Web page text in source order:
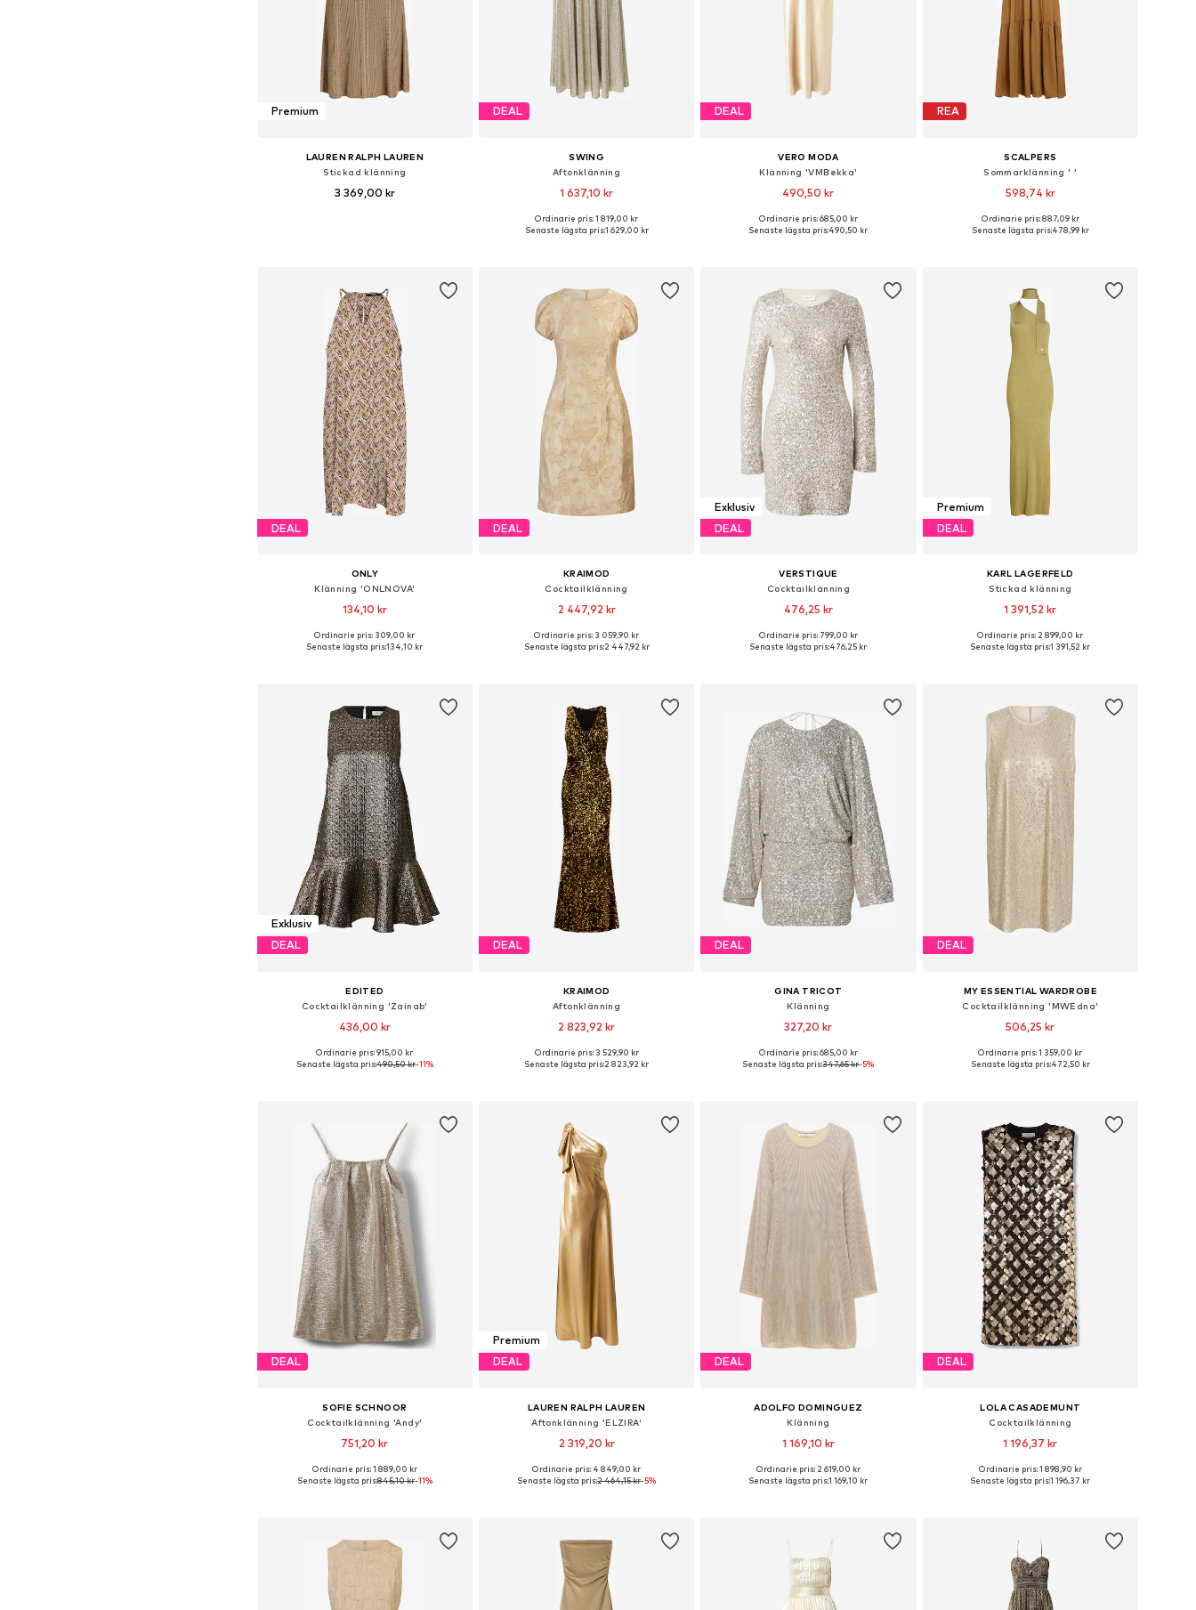
Premium
LAUREN RALPH LAUREN
Stickad klänning
3 369,00 kr
DEAL
SWING
Aftonklänning
1 637,10 kr
Ordinarie pris: 1 819,00 kr
Senaste lägsta pris:1 629,00 kr
DEAL
VERO MODA
Klänning 'VMBekka'
490,50 kr
Tillgängliga storlekar: 36, 38, 40, 42
Ordinarie pris: 685,00 kr
Senaste lägsta pris:490,50 kr
REA
SCALPERS
Sommarklänning ' '
598,74 kr
Tillgängliga storlekar: 34, 36, 38, 40, 42
Ordinarie pris: 887,09 kr
Senaste lägsta pris:478,99 kr
DEAL
ONLY
Klänning 'ONLNOVA'
134,10 kr
Tillgängliga storlekar: 34, 36, 38, 40, 42
Ordinarie pris: 309,00 kr
Senaste lägsta pris:134,10 kr
DEAL
KRAIMOD
Cocktailklänning
2 447,92 kr
Tillgängliga storlekar: 36, 38, 40, 42, 44
Ordinarie pris: 3 059,90 kr
Senaste lägsta pris:2 447,92 kr
Exklusiv
DEAL
VERSTIQUE
Cocktailklänning
476,25 kr
Tillgängliga storlekar: 34, 38, 40
Ordinarie pris: 799,00 kr
Senaste lägsta pris:476,25 kr
Premium
DEAL
KARL LAGERFELD
Stickad klänning
1 391,52 kr
Tillgängliga storlekar: M, L, XL
Ordinarie pris: 2 899,00 kr
Senaste lägsta pris:1 391,52 kr
Exklusiv
DEAL
EDITED
Cocktailklänning 'Zainab'
436,00 kr
Tillgängliga storlekar: 34, 36, 38, 40
Ordinarie pris: 915,00 kr
Senaste lägsta pris:490,50 kr-11%
DEAL
KRAIMOD
Aftonklänning
2 823,92 kr
Tillgängliga storlekar: 38, 40, 42
Ordinarie pris: 3 529,90 kr
Senaste lägsta pris:2 823,92 kr
DEAL
GINA TRICOT
Klänning
327,20 kr
Tillgängliga storlekar: 34, 36, 40
Ordinarie pris: 685,00 kr
Senaste lägsta pris:347,65 kr-5%
DEAL
MY ESSENTIAL WARDROBE
Cocktailklänning 'MWEdna'
506,25 kr
Tillgängliga storlekar: 36, 40, 42
Ordinarie pris: 1 359,00 kr
Senaste lägsta pris:472,50 kr
DEAL
SOFIE SCHNOOR
Cocktailklänning 'Andy'
751,20 kr
Tillgängliga storlekar: 38, 40, 42
Ordinarie pris: 1 889,00 kr
Senaste lägsta pris:845,10 kr-11%
Premium
DEAL
LAUREN RALPH LAUREN
Aftonklänning 'ELZIRA'
2 319,20 kr
Tillgängliga storlekar: 32, 34, 36, 38
Ordinarie pris: 4 849,00 kr
Senaste lägsta pris:2 464,15 kr-5%
DEAL
ADOLFO DOMINGUEZ
Klänning
1 169,10 kr
Tillgängliga storlekar: 38, 40, 42
Ordinarie pris: 2 619,00 kr
Senaste lägsta pris:1 169,10 kr
DEAL
LOLA CASADEMUNT
Cocktailklänning
1 196,37 kr
Tillgängliga storlekar: 34, 36
Ordinarie pris: 1 898,90 kr
Senaste lägsta pris:1 196,37 kr